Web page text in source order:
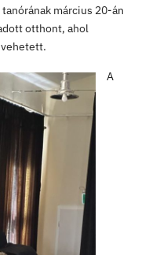
Alumni
Teleki Blanka
fizika tanára, a
informatika szakos
tanórának
adott otthont,
részt vehetett.